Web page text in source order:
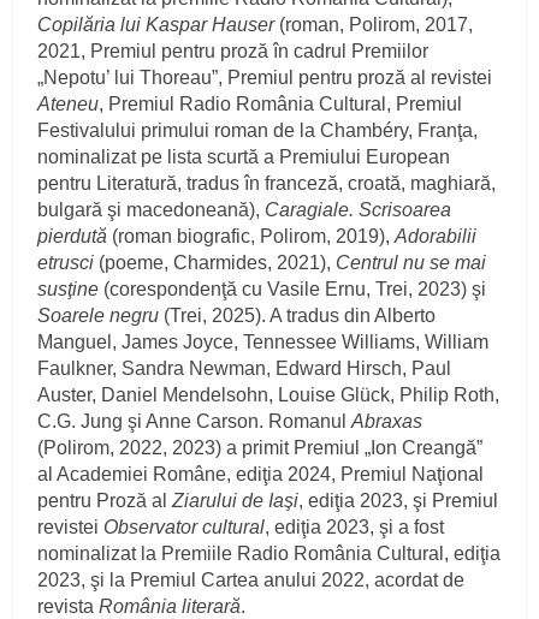
Copilăria lui Kaspar Hauser (roman, Polirom, 2017,
2021, Premiul pentru proză în cadrul Premiilor
„Nepotu’ lui Thoreau”, Premiul pentru proză al revistei
Ateneu, Premiul Radio România Cultural, Premiul
Festivalului primului roman de la Chambéry, Franţa,
nominalizat pe lista scurtă a Premiului European
pentru Literatură, tradus în franceză, croată, maghiară,
bulgară şi macedoneană), Caragiale. Scrisoarea
pierdută (roman biografic, Polirom, 2019),Adorabilii
etrusci (poeme, Charmides, 2021), Centrul nu se mai
susţine (corespondenţă cu Vasile Ernu, Trei, 2023) şi
Soarele negru (Trei, 2025). A tradus din Alberto
Manguel, James Joyce, Tennessee Williams, William
Faulkner, Sandra Newman, Edward Hirsch, Paul
Auster, Daniel Mendelsohn, Louise Glück, Philip Roth,
C.G. Jung şi Anne Carson. RomanulAbraxas
(Polirom, 2022, 2023) a primit Premiul „Ion Creangă”
al Academiei Române, ediţia 2024, Premiul Naţional
pentru Proză alZiarului de Iaşi, ediţia 2023, şi Premiul
revistei Observator cultural, ediţia 2023, şi a fost
nominalizat la Premiile Radio România Cultural, ediţia
2023, şi la Premiul Cartea anului 2022, acordat de
revistaRomânia literară.